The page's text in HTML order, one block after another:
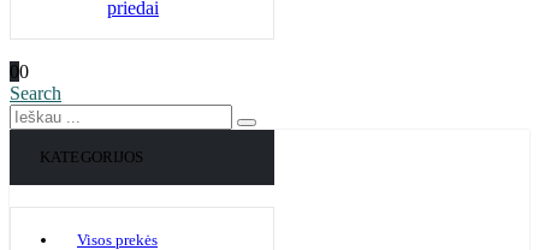
priedai
00
Search
KATEGORIJOS
Visos prekės